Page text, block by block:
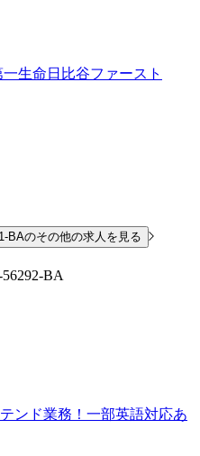
生命日比谷ファースト
BAのその他の求人を見る
BA
ンド業務！一部英語対応あ